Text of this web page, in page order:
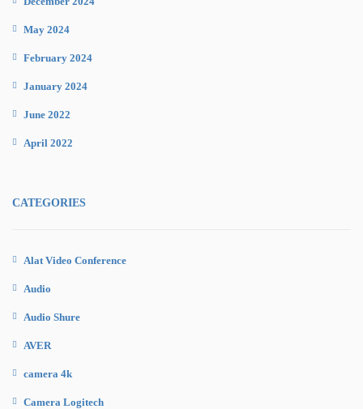
May 2024
February 2024
January 2024
June 2022
April 2022
CATEGORIES
Alat Video Conference
Audio
Audio Shure
AVER
camera 4k
Camera Logitech